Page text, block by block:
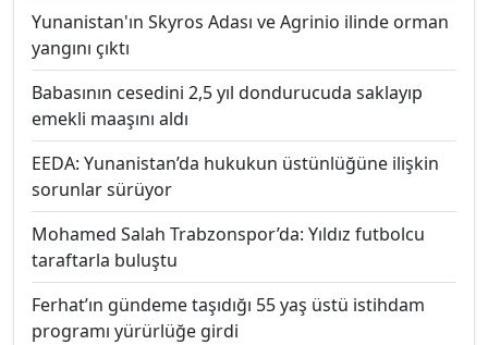
Yunanistan'ın Skyros Adası ve Agrinio ilinde orman
yangını çıktı
Babasının cesedini 2,5 yıl dondurucuda saklayıp
emekli maaşını aldı
EEDA: Yunanistan’da hukukun üstünlüğüne ilişkin
sorunlar sürüyor
Mohamed Salah Trabzonspor’da: Yıldız futbolcu
taraftarla buluştu
Ferhat’ın gündeme taşıdığı 55 yaş üstü istihdam
programı yürürlüğe girdi